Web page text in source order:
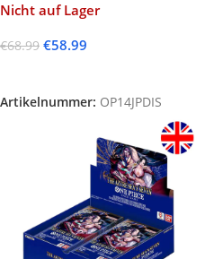
Nicht auf Lager
€68.99 €58.99
Artikelnummer: OP14JPDIS